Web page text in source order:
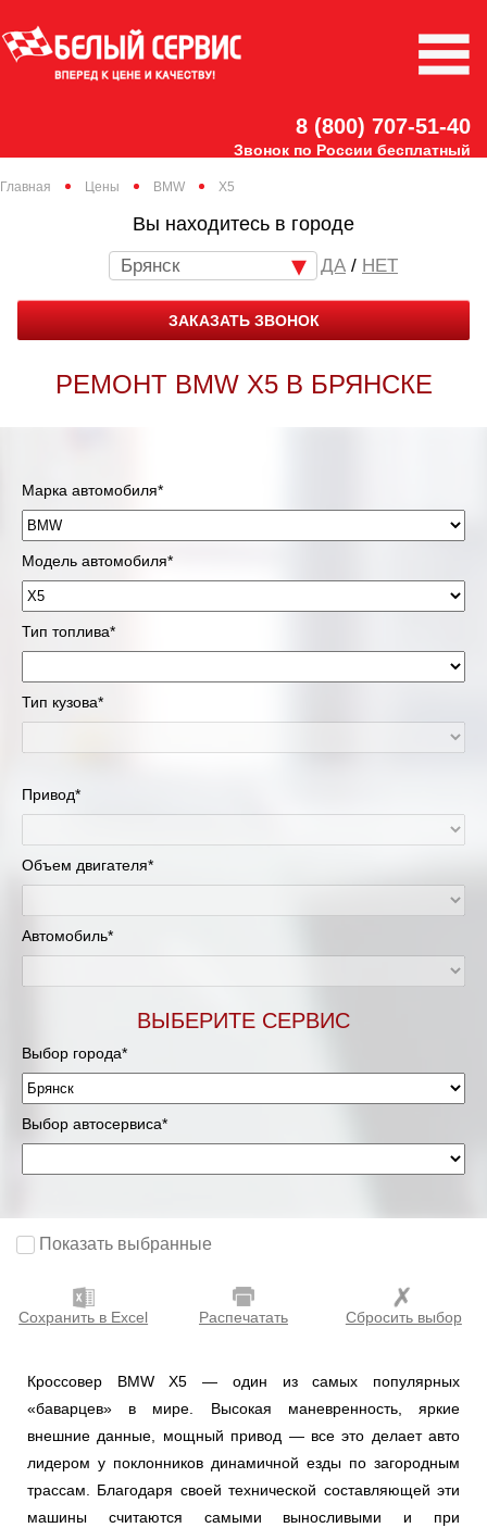
8 (800) 707-51-40
Звонок по России бесплатный
Главная Цены BMW X5
Вы находитесь в городе
Брянск / НЕТ
ЗАКАЗАТЬ ЗВОНОК
РЕМОНТ BMW X5 В БРЯНСКЕ
Марка автомобиля*
Модель автомобиля*
Тип топлива*
Тип кузова*
Привод*
Объем двигателя*
Автомобиль*
ВЫБЕРИТЕ СЕРВИС
Выбор города*
Выбор автосервиса*
Показать выбранные
Сохранить в Excel Распечатать Сбросить выбор
Кроссовер BMW X5 — один из самых популярных
«баварцев» в мире. Высокая маневренность, яркие
внешние данные, мощный привод — все это делает авто
лидером у поклонников динамичной езды по загородным
трассам. Благодаря своей технической составляющей эти
машины считаются самыми выносливыми и при